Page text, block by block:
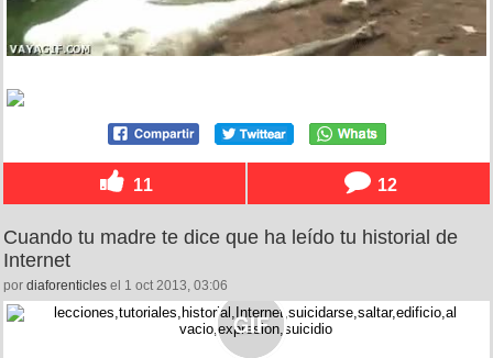
11 12
Cuando tu madre te dice que ha leído tu historial de
Internet
por diaforenticles el 1 oct 2013, 03:06